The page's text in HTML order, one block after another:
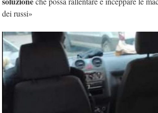
dei russi»